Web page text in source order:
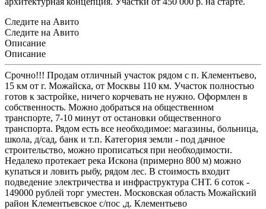
Следите на Авито
Следите на Авито
Описание
Описание
Срочно!!! Продам отличный участок рядом с п. Клементьево,
15 км от г. Можайска, от Москвы 110 км. Участок полностью
готов к застройке, ничего корчевать не нужно. Оформлен в
собственность. Можно добраться на общественном
транспорте, 7-10 минут от остановки общественного
транспорта. Рядом есть все необходимое: магазины, больница,
школа, д/сад, банк и т.п. Категория земли - под дачное
строительство, можно прописаться при необходимости.
Недалеко протекает река Искона (примерно 800 м) можно
купаться и ловить рыбу, рядом лес. В стоимость входит
подведение электричества и инфраструктура СНТ. 6 соток -
149000 рублей торг уместен. Московская область Можайский
район Клементьевское с/пос ,д. Клементьево